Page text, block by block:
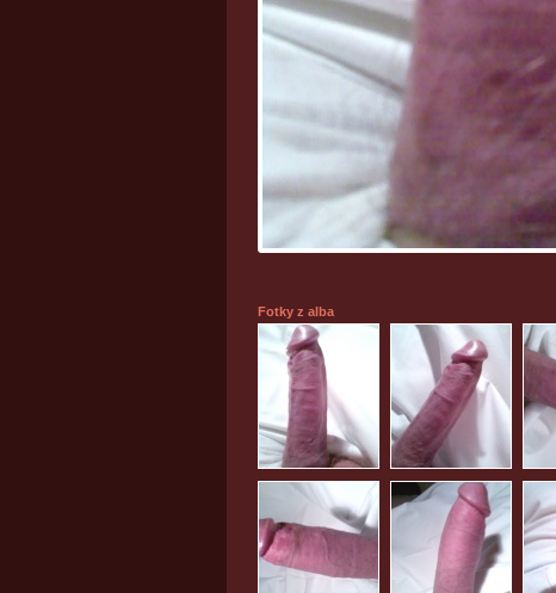
Fotky z alba